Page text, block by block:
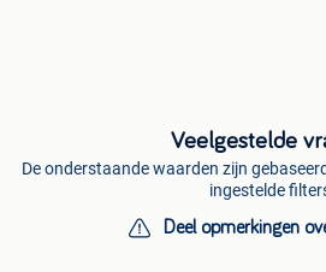
Veelgestelde
De onderstaande waarden zijn
ingestelde
Deel opmerkingen